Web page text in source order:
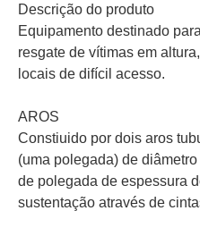
Descrição do produto
Equipamento destinado
resgate de vítimas em
locais de difícil acesso.
AROS
Constiuido por dois aros
(uma polegada) de
de polegada de espessura
sustentação através de